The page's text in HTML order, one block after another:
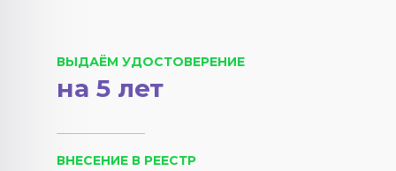
ВЫДАЁМ УДОСТОВЕРЕНИЕ
на 5 лет
ВНЕСЕНИЕ В РЕЕСТР